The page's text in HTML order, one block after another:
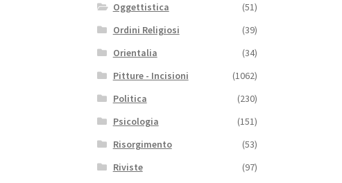
Oggettistica
(51)
Ordini Religiosi
(39)
Orientalia
(34)
Pitture - Incisioni
(1062)
Politica
(230)
Psicologia
(151)
Risorgimento
(53)
Riviste
(97)